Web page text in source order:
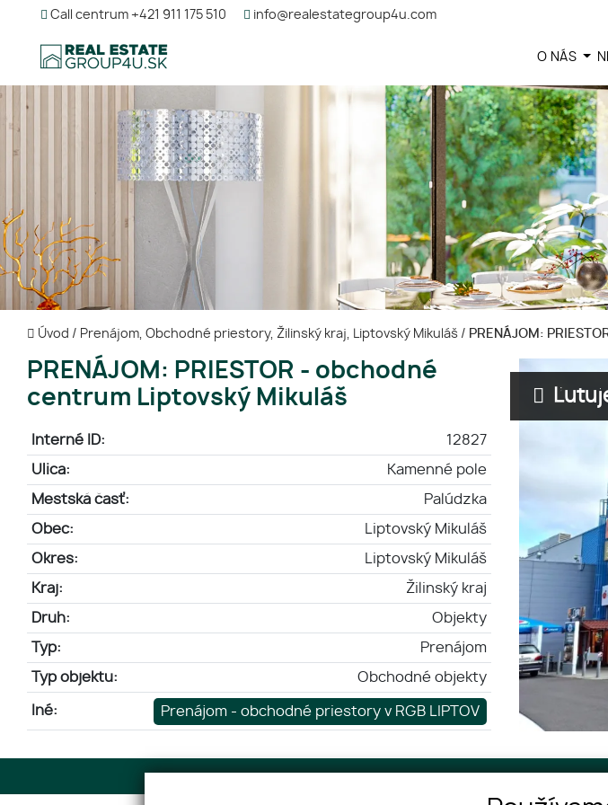
Call centrum +421 911 175 510 info@realestategroup4u.com
O NÁS
Úvod / Prenájom, Obchodné priestory, Žilinský kraj, Liptovský Mikuláš / PRENÁJOM:
PRENÁJOM: PRIESTOR - obchodné
centrum Liptovský Mikuláš
Interné ID: 12827
Ulica: Kamenné pole
Mestská časť: Palúdzka
Obec: Liptovský Mikuláš
Okres: Liptovský Mikuláš
Kraj: Žilinský kraj
Druh: Objekty
Typ: Prenájom
Typ objektu: Obchodné objekty
Iné: Prenájom - obchodné priestory v RGB LIPTOV